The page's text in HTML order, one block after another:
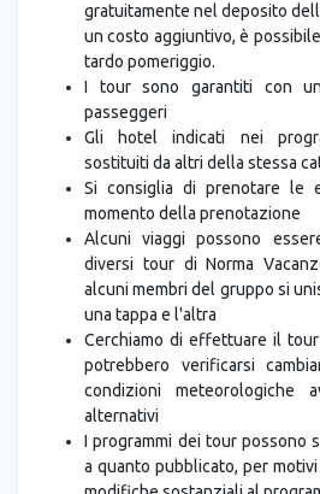
gratuitamente nel deposito
un costo aggiuntivo, è
tardo pomeriggio.
I tour sono garantiti con
passeggeri
Gli hotel indicati nei
sostituiti da altri della stessa
Si consiglia di prenotare le
momento della prenotazione
Alcuni viaggi possono
diversi tour di Norma
alcuni membri del gruppo si
una tappa e l'altra
Cerchiamo di effettuare il tour
potrebbero verificarsi
condizioni meteorologiche
alternativi
I programmi dei tour possono
a quanto pubblicato, per